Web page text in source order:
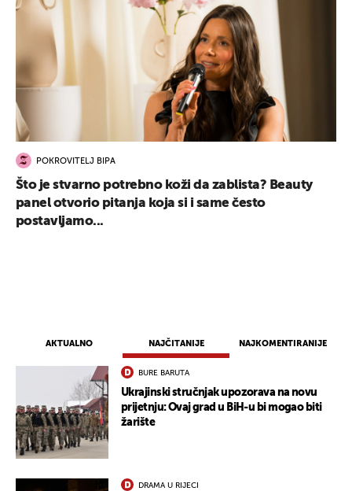
AKTUALNO NAJČITANIJE NAJKOMENTIRANIJE
BURE BARUTA
Ukrajinski stručnjak upozorava na novu
prijetnju: Ovaj grad u BiH-u bi mogao biti
žarište
DRAMA U RIJECI
POKROVITELJ BIPA
Što je stvarno potrebno koži da zablista? Beauty
panel otvorio pitanja koja si i same često
postavljamo...